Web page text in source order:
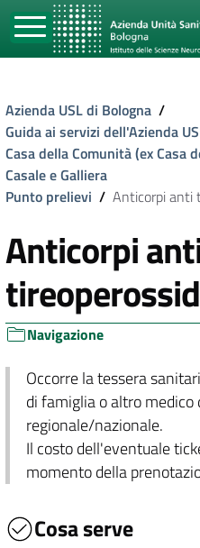
Azienda USL di Bologna /
Guida ai servizi dell'Azienda
Casa della Comunità (ex Casa
Casale e Galliera
Punto prelievi / Anticorpi anti
Anticorpi
Navigazione
Occorre la tessera
di famiglia o altro
regionale/nazionale.
Il costo dell'eventuale
momento della
Cosa serve